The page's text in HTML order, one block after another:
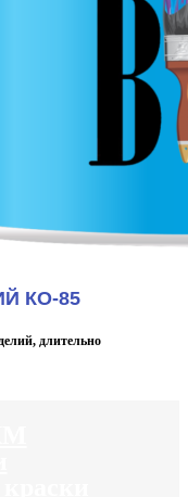
КО-85
длительно